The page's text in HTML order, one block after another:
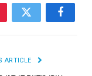
Facebook